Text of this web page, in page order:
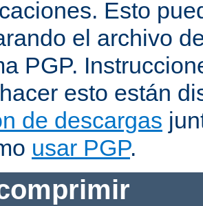
Esto
el archivo
PGP.
esto están
de descargas
usar PGP.